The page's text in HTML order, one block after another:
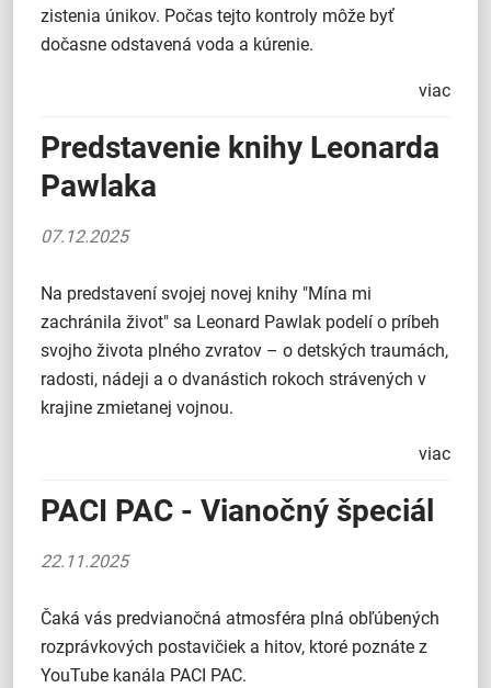
zistenia únikov. Počas tejto kontroly môže byť
dočasne odstavená voda a kúrenie.
viac
Predstavenie knihy Leonarda
Pawlaka
07.12.2025
Na predstavení svojej novej knihy "Mína mi
zachránila život" sa Leonard Pawlak podelí o príbeh
svojho života plného zvratov – o detských traumách,
radosti, nádeji a o dvanástich rokoch strávených v
krajine zmietanej vojnou.
viac
PACI PAC - Vianočný špeciál
22.11.2025
Čaká vás predvianočná atmosféra plná obľúbených
rozprávkových postavičiek a hitov, ktoré poznáte z
YouTube kanála PACI PAC.